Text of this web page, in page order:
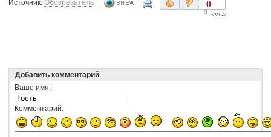
Источник: Обозреватель 0
0
Добавить комментарий
Ваше имя:
Комментарий: